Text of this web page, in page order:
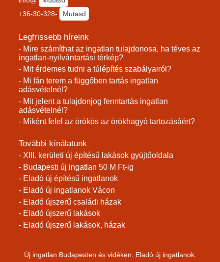
+36-30-328-
Mutasd
Legfrissebb híreink
- Mire számíthat az ingatlan tulajdonosa, ha téves az
ingatlan-nyilvántartási térkép?
- Mit érdemes tudni a túlépítés szabályairól?
- Mi fán terem a függőben tartás ingatlan
adásvételnél?
- Mit jelent a tulajdonjog fenntartás ingatlan
adásvételnél?
- Miként felel az örökös az örökhagyó tartozásáért?
További kínálatunk
- XIII. kerületi új építésű lakások gyüjtőoldala
- Budapesti új ingatlan 50 M Ft-ig
- Eladó új építésű ingatlanok
- Eladó új ingatlanok Vácon
- Eladó újszerű családi házak
- Eladó újszerű lakások
- Eladó újszerű lakások, házak
Új ingatlan Budapesten és vidéken. Eladó új ingatlanok.